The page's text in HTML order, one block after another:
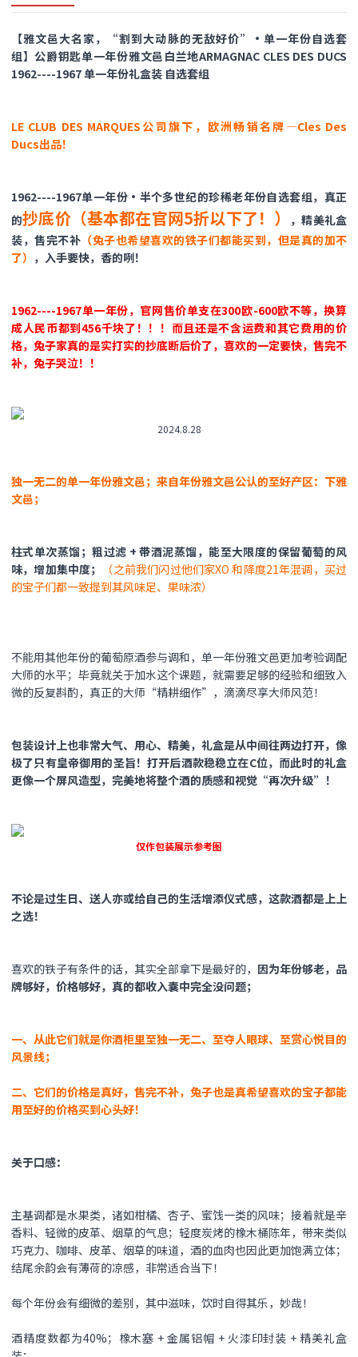
【雅文邑大名家，“割到大动脉的无敌好价”·单一年份自选套
组】公爵钥匙单一年份雅文邑白兰地ARMAGNAC CLES DES DUCS
1962----1967 单一年份礼盒装 自选套组
LE CLUB DES MARQUES公司旗下，欧洲畅销名牌—Cles Des
Ducs出品！
1962----1967单一年份·半个多世纪的珍稀老年份自选套组，真正
的抄底价（基本都在官网5折以下了！）
，精美礼盒
装，售完不补 （兔子也希望喜欢的铁子们都能买到，但是真的加不
了） ，入手要快，香的咧！
1962----1967单一年份，官网售价单支在300欧-600欧不等，换算
成人民币都到456千块了！！！而且还是不含运费和其它费用的价
格，兔子家真的是实打实的抄底断后价了，喜欢的一定要快，售完不
补，兔子哭泣！！
2024.8.28
独一无二的单一年份雅文邑；来自年份雅文邑公认的至好产区：下雅
文邑；
柱式单次蒸馏；粗过滤 + 带酒泥蒸馏，能至大限度的保留葡萄的风
味，增加集中度；
（之前我们闪过他们家XO 和降度21年混调，买过
的宝子们都一致提到其风味足、果味浓）
不能用其他年份的葡萄原酒参与调和，单一年份雅文邑更加考验调配
大师的水平；毕竟就关于加水这个课题，就需要足够的经验和细致入
微的反复斟酌，真正的大师“精耕细作”，滴滴尽享大师风范！
包装设计上也非常大气、用心、精美，礼盒是从中间往两边打开，像
极了只有皇帝御用的圣旨！打开后酒款稳稳立在C位，而此时的礼盒
更像一个屏风造型，完美地将整个酒的质感和视觉“再次升级”！
仅作包装展示参考图
不论是过生日、送人亦或给自己的生活增添仪式感，这款酒都是上上
之选！
喜欢的铁子有条件的话，其实全部拿下是最好的， 因为年份够老，品
牌够好，价格够好，真的都收入囊中完全没问题；
一、从此它们就是你酒柜里至独一无二、至夺人眼球、至赏心悦目的
风景线；
二、它们的价格是真好，售完不补，兔子也是真希望喜欢的宝子都能
用至好的价格买到心头好！
关于口感：
主基调都是水果类，诸如柑橘、杏子、蜜饯一类的风味；接着就是辛
香料、轻微的皮革、烟草的气息；轻度炭烤的橡木桶陈年，带来类似
巧克力、咖啡、皮革、烟草的味道，酒的血肉也因此更加饱满立体；
结尾余韵会有薄荷的凉感，非常适合当下！
每个年份会有细微的差别，其中滋味，饮时自得其乐，妙哉！
酒精度数都为40%；橡木塞 + 金属铝帽 + 火漆印封装 + 精美礼盒